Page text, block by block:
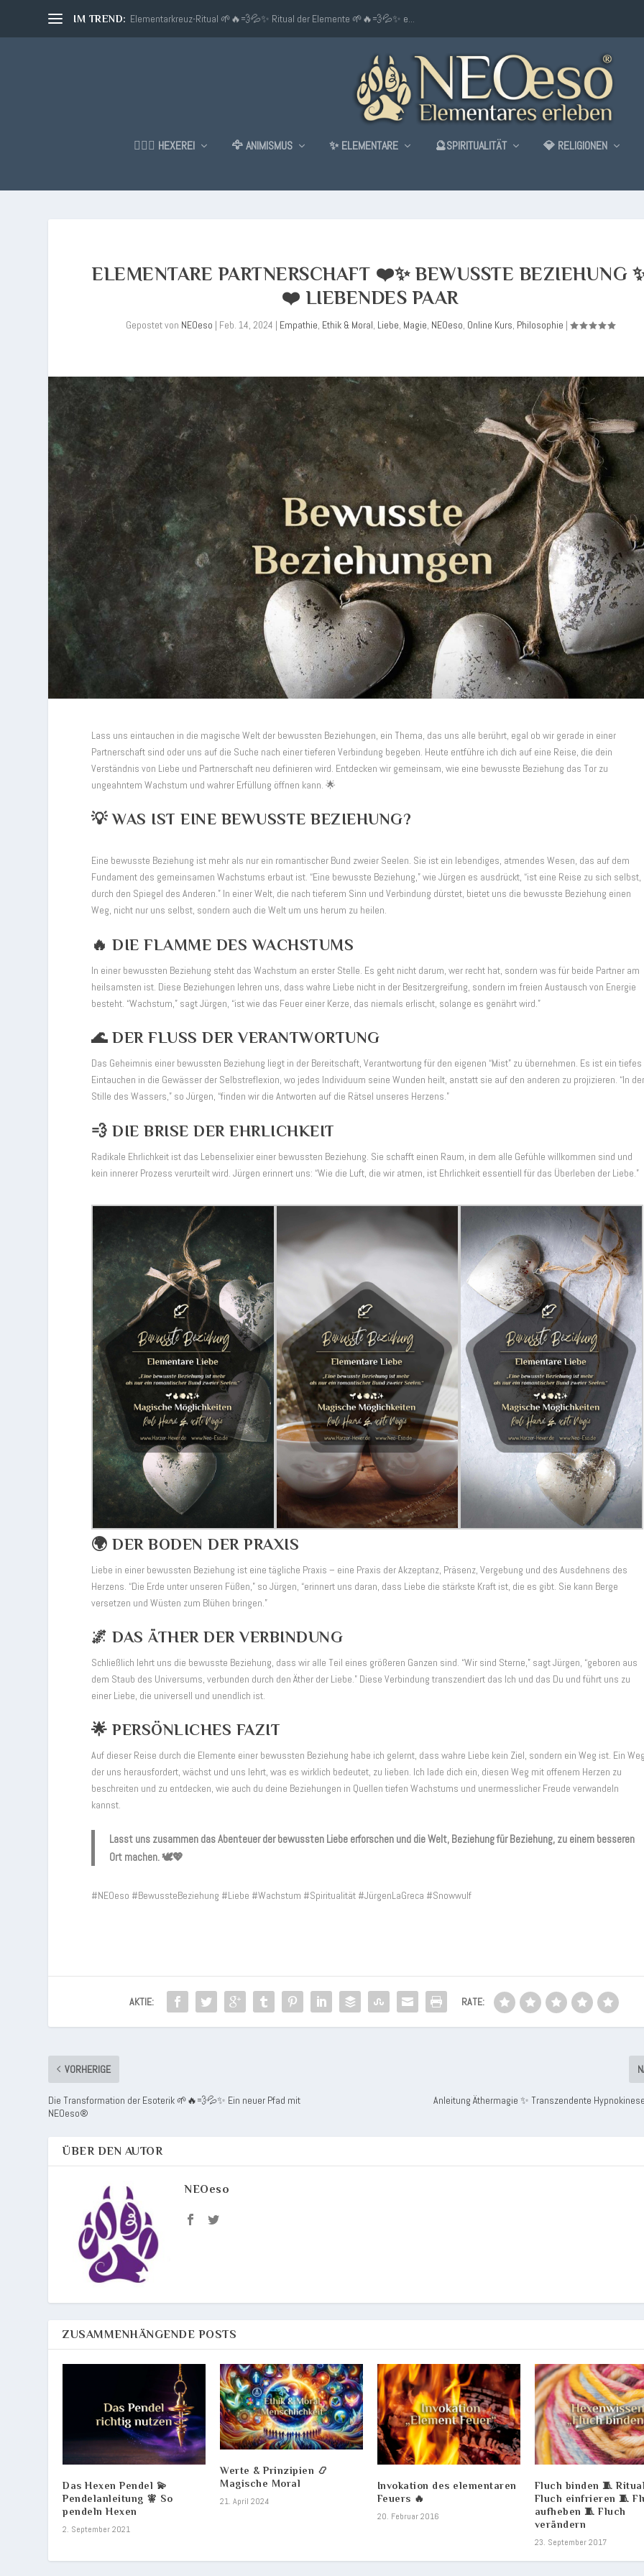
IM TREND: Elementarkreuz-Ritual 🌱🔥💨💦✨ Ritual der Elemente 🌱🔥💨💦✨ e...
🧙🏼‍♂️ HEXEREI 🦅 ANIMISMUS ✨ ELEMENTARE 🔮SPIRITUALITÄT 💎 RELIGIONEN
ELEMENTARE PARTNERSCHAFT ❤️✨ BEWUSSTE BEZIEHUNG
❤️ LIEBENDES PAAR
Gepostet von NEOeso | Feb. 14, 2024 | Empathie, Ethik & Moral, Liebe, Magie, NEOeso, Online Kurs, Philosophie |
Lass uns eintauchen in die magische Welt der bewussten Beziehungen, ein Thema, das uns alle berührt, egal ob wir gerade in einer
Partnerschaft sind oder uns auf die Suche nach einer tieferen Verbindung begeben. Heute entführe ich dich auf eine Reise, die dein
Verständnis von Liebe und Partnerschaft neu definieren wird. Entdecken wir gemeinsam, wie eine bewusste Beziehung das Tor zu
ungeahntem Wachstum und wahrer Erfüllung öffnen kann. 🌟
💡 WAS IST EINE BEWUSSTE BEZIEHUNG?
Eine bewusste Beziehung ist mehr als nur ein romantischer Bund zweier Seelen. Sie ist ein lebendiges, atmendes Wesen, das auf dem
Fundament des gemeinsamen Wachstums erbaut ist. “Eine bewusste Beziehung,” wie Jürgen es ausdrückt, “ist eine Reise zu sich selbst,
durch den Spiegel des Anderen.” In einer Welt, die nach tieferem Sinn und Verbindung dürstet, bietet uns die bewusste Beziehung einen
Weg, nicht nur uns selbst, sondern auch die Welt um uns herum zu heilen.
🔥 DIE FLAMME DES WACHSTUMS
In einer bewussten Beziehung steht das Wachstum an erster Stelle. Es geht nicht darum, wer recht hat, sondern was für beide Partner am
heilsamsten ist. Diese Beziehungen lehren uns, dass wahre Liebe nicht in der Besitzergreifung, sondern im freien Austausch von Energie
besteht. “Wachstum,” sagt Jürgen, “ist wie das Feuer einer Kerze, das niemals erlischt, solange es genährt wird.”
🌊 DER FLUSS DER VERANTWORTUNG
Das Geheimnis einer bewussten Beziehung liegt in der Bereitschaft, Verantwortung für den eigenen “Mist” zu übernehmen. Es ist ein tiefes
Eintauchen in die Gewässer der Selbstreflexion, wo jedes Individuum seine Wunden heilt, anstatt sie auf den anderen zu projizieren. “In
Stille des Wassers,” so Jürgen, “finden wir die Antworten auf die Rätsel unseres Herzens.”
💨 DIE BRISE DER EHRLICHKEIT
Radikale Ehrlichkeit ist das Lebenselixier einer bewussten Beziehung. Sie schafft einen Raum, in dem alle Gefühle willkommen sind und
kein innerer Prozess verurteilt wird. Jürgen erinnert uns: “Wie die Luft, die wir atmen, ist Ehrlichkeit essentiell für das Überleben der Liebe.”
🌍 DER BODEN DER PRAXIS
Liebe in einer bewussten Beziehung ist eine tägliche Praxis – eine Praxis der Akzeptanz, Präsenz, Vergebung und des Ausdehnens des
Herzens. “Die Erde unter unseren Füßen,” so Jürgen, “erinnert uns daran, dass Liebe die stärkste Kraft ist, die es gibt. Sie kann Berge
versetzen und Wüsten zum Blühen bringen.”
🌌 DAS ÄTHER DER VERBINDUNG
Schließlich lehrt uns die bewusste Beziehung, dass wir alle Teil eines größeren Ganzen sind. “Wir sind Sterne,” sagt Jürgen, “geboren aus
dem Staub des Universums, verbunden durch den Äther der Liebe.” Diese Verbindung transzendiert das Ich und das Du und führt uns zu
einer Liebe, die universell und unendlich ist.
🌟 PERSÖNLICHES FAZIT
Auf dieser Reise durch die Elemente einer bewussten Beziehung habe ich gelernt, dass wahre Liebe kein Ziel, sondern ein Weg ist. Ein
der uns herausfordert, wächst und uns lehrt, was es wirklich bedeutet, zu lieben. Ich lade dich ein, diesen Weg mit offenem Herzen zu
beschreiten und zu entdecken, wie auch du deine Beziehungen in Quellen tiefen Wachstums und unermesslicher Freude verwandeln
kannst.
Lasst uns zusammen das Abenteuer der bewussten Liebe erforschen und die Welt, Beziehung für Beziehung, zu einem besseren
Ort machen. 🕊️💖
#NEOeso #BewussteBeziehung #Liebe #Wachstum #Spiritualität #JürgenLaGreca #Snowwulf
AKTIE: RATE:
VORHERIGE
Die Transformation der Esoterik 🌱🔥💨💦✨ Ein neuer Pfad mit
NEOeso®
Anleitung Äthermagie ✨ Transzendente
ÜBER DEN AUTOR
NEOeso
ZUSAMMENHÄNGENDE POSTS
Das Hexen Pendel 💫
Pendelanleitung 🧚 So
pendeln Hexen
2. September 2021
Werte & Prinzipien 📿
Magische Moral
21. April 2024
Invokation des elementaren
Feuers 🔥
20. Februar 2016
Fluch binden 🧵
Fluch einfrieren 🧵
aufheben 🧵 Fluch
verändern
23. September 2017